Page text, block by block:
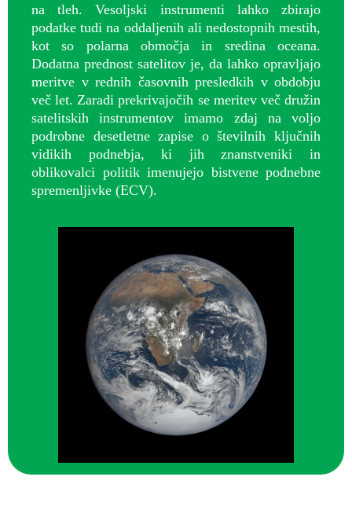
na tleh. Vesoljski instrumenti lahko zbirajo
podatke tudi na oddaljenih ali nedostopnih mestih,
kot so polarna območja in sredina oceana.
Dodatna prednost satelitov je, da lahko opravljajo
meritve v rednih časovnih presledkih v obdobju
več let. Zaradi prekrivajočih se meritev več družin
satelitskih instrumentov imamo zdaj na voljo
podrobne desetletne zapise o številnih ključnih
vidikih podnebja, ki jih znanstveniki in
oblikovalci politik imenujejo bistvene podnebne
spremenljivke (ECV).